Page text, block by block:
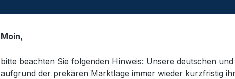
Moin,
bitte beachten Sie folgenden Hinweis: Unsere deutschen
aufgrund der prekären Marktlage immer wieder kurzfristig